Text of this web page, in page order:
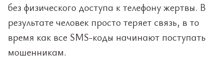
без физического доступа к телефону жертвы. В
результате человек просто теряет связь, в то
время как все SMS-коды начинают поступать
мошенникам.